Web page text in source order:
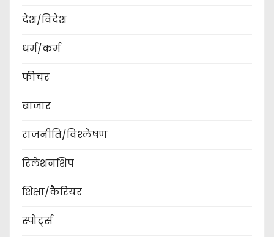
देश/विदेश
धर्म/कर्म
फीचर
बाजार
राजनीति/विश्लेषण
रिलेशनशिप
शिक्षा/कैरियर
स्पोर्ट्स